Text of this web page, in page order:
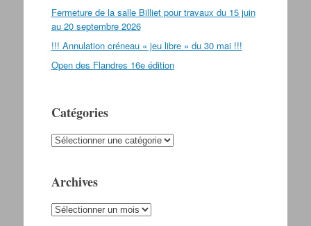
Fermeture de la salle Billiet pour travaux du 15 juin
au 20 septembre 2026
!!! Annulation créneau « jeu libre » du 30 mai !!!
Open des Flandres 16e édition
Catégories
Catégories
Archives
Archives